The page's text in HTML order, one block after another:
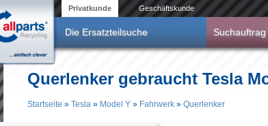
Privatkunde Geschäftskunde
Die Ersatzteilsuche
Querlenker gebraucht Tesla
Startseite » Tesla » Model Y » Fahrwerk » Querlenker